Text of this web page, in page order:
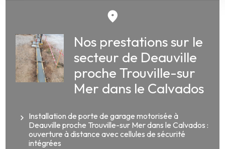
Nos prestations sur le
secteur de Deauville
proche Trouville-sur
Mer dans le Calvados
Installation de porte de garage motorisée à
Deauville proche Trouville-sur Mer dans le Calvados :
ouverture à distance avec cellules de sécurité
intégrées